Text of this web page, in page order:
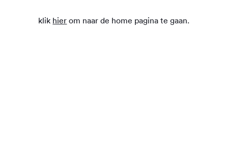
klik hier om naar de home pagina te gaan.